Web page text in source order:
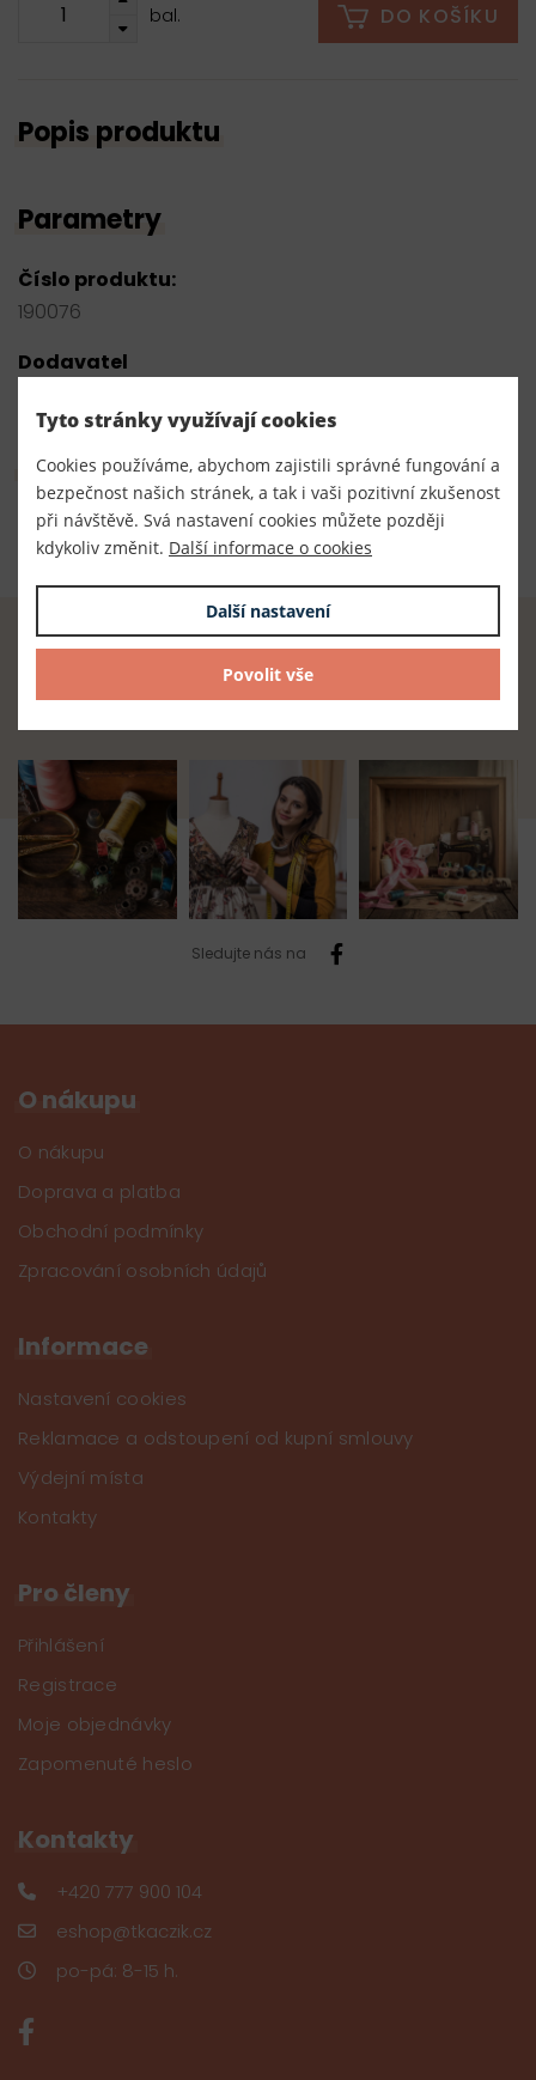
bal. DO KOŠÍKU
Popis produktu
Parametry
Číslo produktu:
190076
Dodavatel
Složení
100% polyester
Radost z tvoření začíná u nás.
Najdete zde vše, co potřebujete.
Sledujte nás na
O nákupu
O nákupu
Doprava a platba
Obchodní podmínky
Zpracování osobních údajů
Informace
Nastavení cookies
Reklamace a odstoupení od kupní smlouvy
Výdejní místa
Kontakty
Pro členy
Přihlášení
Registrace
Moje objednávky
Zapomenuté heslo
Kontakty
+420 777 900 104
eshop@tkaczik.cz
po-pá: 8-15 h.
Tyto stránky využívají cookies
Cookies používáme, abychom zajistili správné fungování a
bezpečnost našich stránek, a tak i vaši pozitivní zkušenost
při návštěvě. Svá nastavení cookies můžete později
kdykoliv změnit. Další informace o cookies
Další nastavení
Povolit vše